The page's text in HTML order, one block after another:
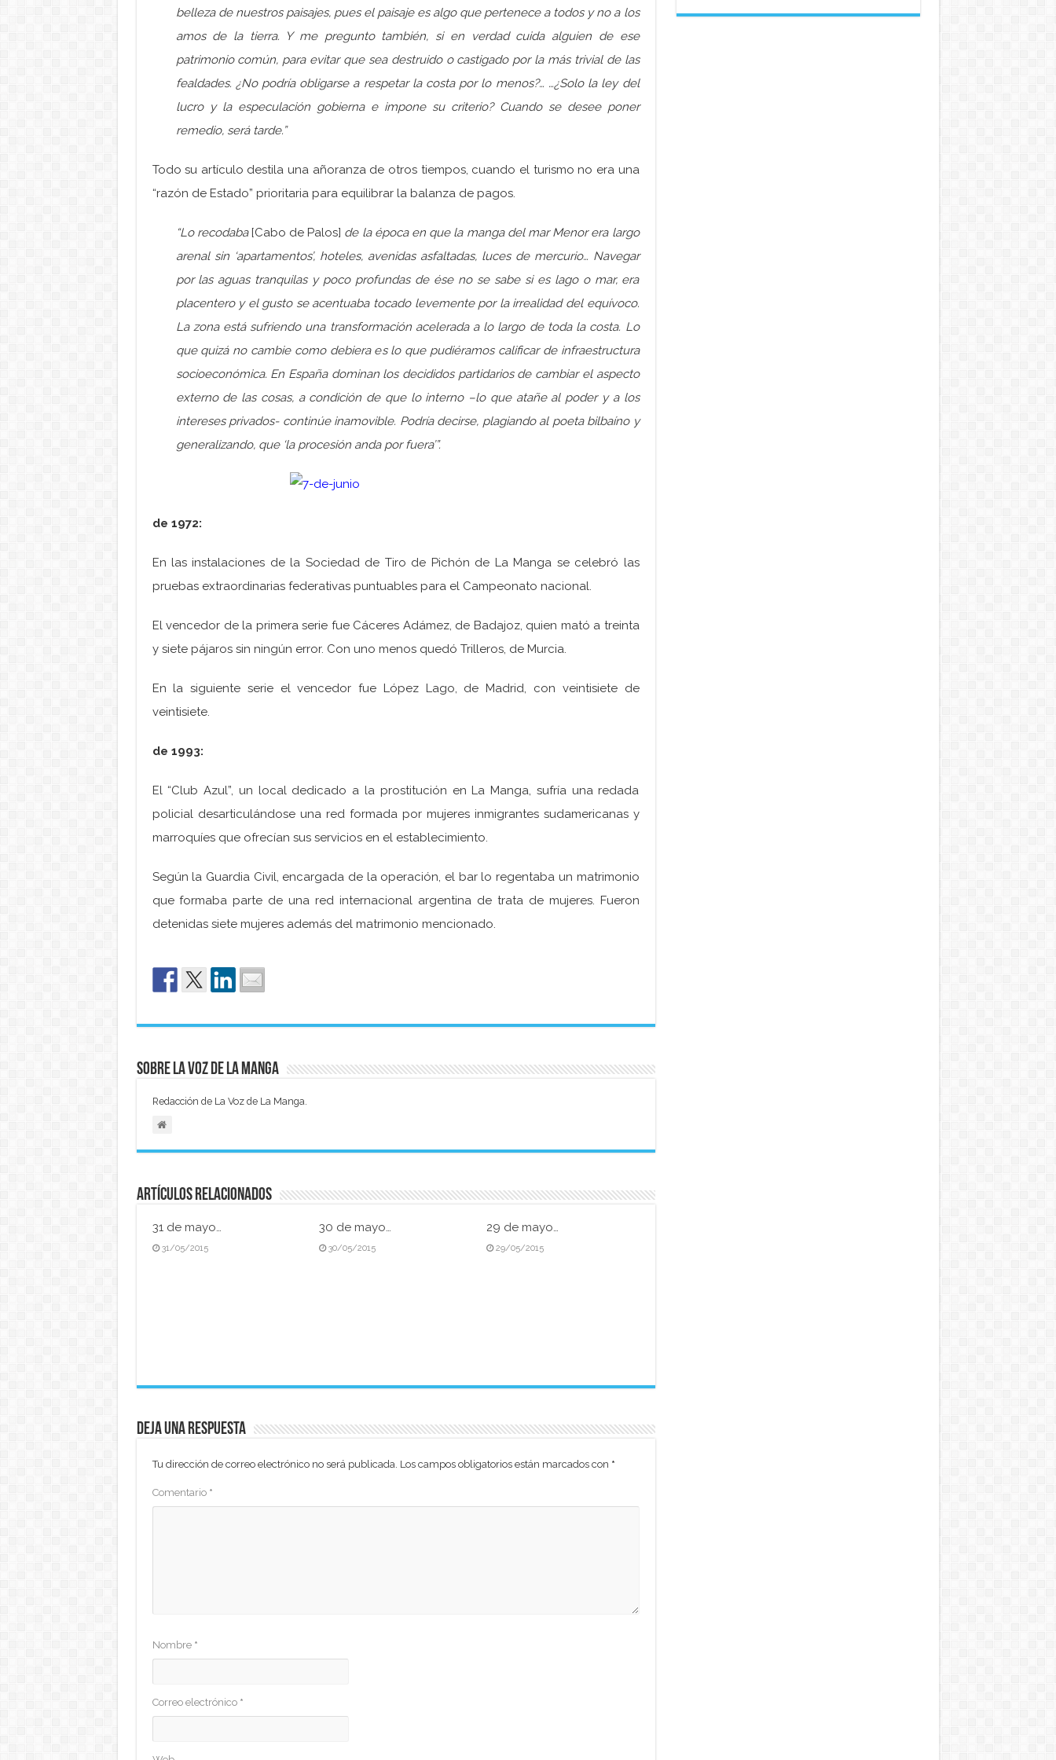
belleza de nuestros paisajes, pues el paisaje es algo que pertenece a todos y no a los
amos de la tierra. Y me pregunto también, si en verdad cuida alguien de ese
patrimonio común, para evitar que sea destruido o castigado por la más trivial de las
fealdades. ¿No podría obligarse a respetar la costa por lo menos?… …¿Solo la ley del
lucro y la especulación gobierna e impone su criterio? Cuando se desee poner
remedio, será tarde.”
Todo su artículo destila una añoranza de otros tiempos, cuando el turismo no era una
“razón de Estado” prioritaria para equilibrar la balanza de pagos.
“Lo recodaba [Cabo de Palos] de la época en que la manga del mar Menor era largo
arenal sin ‘apartamentos’, hoteles, avenidas asfaltadas, luces de mercurio… Navegar
por las aguas tranquilas y poco profundas de ése no se sabe si es lago o mar, era
placentero y el gusto se acentuaba tocado levemente por la irrealidad del equívoco.
La zona está sufriendo una transformación acelerada a lo largo de toda la costa. Lo
que quizá no cambie como debiera es lo que pudiéramos calificar de infraestructura
socioeconómica. En España dominan los decididos partidarios de cambiar el aspecto
externo de las cosas, a condición de que lo interno –lo que atañe al poder y a los
intereses privados- continúe inamovible. Podría decirse, plagiando al poeta bilbaíno y
generalizando, que ‘la procesión anda por fuera’”.
de 1972:
En las instalaciones de la Sociedad de Tiro de Pichón de La Manga se celebró las
pruebas extraordinarias federativas puntuables para el Campeonato nacional.
El vencedor de la primera serie fue Cáceres Adámez, de Badajoz, quien mató a treinta
y siete pájaros sin ningún error. Con uno menos quedó Trilleros, de Murcia.
En la siguiente serie el vencedor fue López Lago, de Madrid, con veintisiete de
veintisiete.
de 1993:
El “Club Azul”, un local dedicado a la prostitución en La Manga, sufría una redada
policial desarticulándose una red formada por mujeres inmigrantes sudamericanas y
marroquíes que ofrecían sus servicios en el establecimiento.
Según la Guardia Civil, encargada de la operación, el bar lo regentaba un matrimonio
que formaba parte de una red internacional argentina de trata de mujeres. Fueron
detenidas siete mujeres además del matrimonio mencionado.
Sobre La Voz de La Manga
Redacción de La Voz de La Manga.
Artículos relacionados
31 de mayo…
31/05/2015
30 de mayo…
30/05/2015
29 de mayo…
29/05/2015
Deja una respuesta
Tu dirección de correo electrónico no será publicada. Los campos obligatorios están marcados con *
Comentario *
Nombre *
Correo electrónico *